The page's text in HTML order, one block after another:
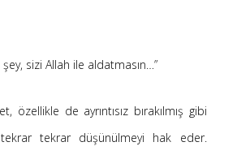
- Kendime Düşünceler
- Kendime Düşünceler
Saçı Örtmek Kur’an’ın Emri midir?
şey, sizi Allah ile aldatmasın…”
özellikle de ayrıntısız bırakılmış gibi
tekrar düşünülmeyi hak eder.